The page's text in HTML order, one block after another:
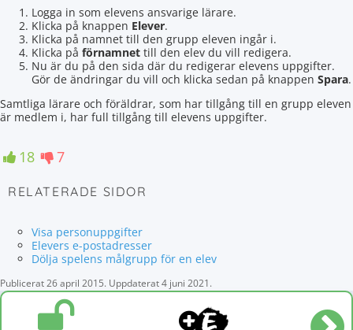
Logga in som elevens ansvarige lärare.
Klicka på knappen Elever.
Klicka på namnet till den grupp eleven ingår i.
Klicka på förnamnet till den elev du vill redigera.
Nu är du på den sida där du redigerar elevens uppgifter.
Gör de ändringar du vill och klicka sedan på knappen Spara.
Samtliga lärare och föräldrar, som har tillgång till en grupp eleven
är medlem i, har full tillgång till elevens uppgifter.
18 7
RELATERADE SIDOR
Visa personuppgifter
Elevers e-postadresser
Dölja spelens målgrupp för en elev
Publicerat26 april 2015. Uppdaterat4 juni 2021.